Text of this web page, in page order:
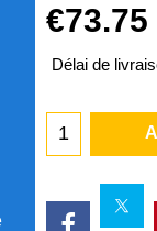
€73.75
Délai de